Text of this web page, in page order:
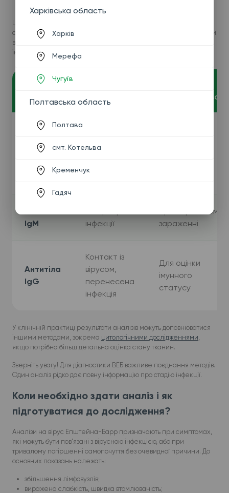
Ці лабораторні аналізи застосовують залежно від клінічної
ситуації. ПЛР дає змогу виявити наявність вірусної ДНК та оцінити
вірусне навантаження, тоді як антитіла відображають стадію
інфекції та імунну відповідь організму.
застосовується
ПЛР
(ДНК
ВЕБ)
кількість
IgM
інфекції
При первинному
зараженні
Антитіла
IgG
Контакт із
вірусом,
перенесена
інфекція
Для оцінки
імунного
статусу
У клінічній практиці результати аналізів можуть доповнюватися
іншими методами, зокрема цитологічними дослідженнями,
якщо потрібна більш детальна оцінка стану тканин.
Зверніть увагу! Для діагностики ВЕБ важливе поєднання методів.
Один аналіз рідко дає повну інформацію про стадію інфекції.
Коли необхідно здати аналіз і як
підготуватися до дослідження?
Аналізи на вірус Епштейна-Барр призначають при симптомах,
які можуть бути пов’язані з вірусною інфекцією, або при
тривалому погіршенні самопочуття без очевидної причини. До
основних показань належать:
збільшення лімфовузлів;
виражена слабкість, швидка втомлюваність;
Харківська область
Харків
Мерефа
Чугуїв
Полтавська область
Полтава
смт. Котельва
Кременчук
Гадяч